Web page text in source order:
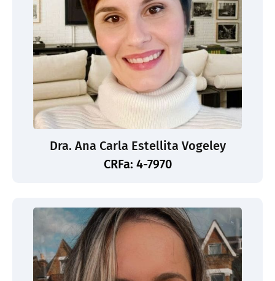
Dra. Ana Carla Estellita Vogeley
CRFa: 4-7970